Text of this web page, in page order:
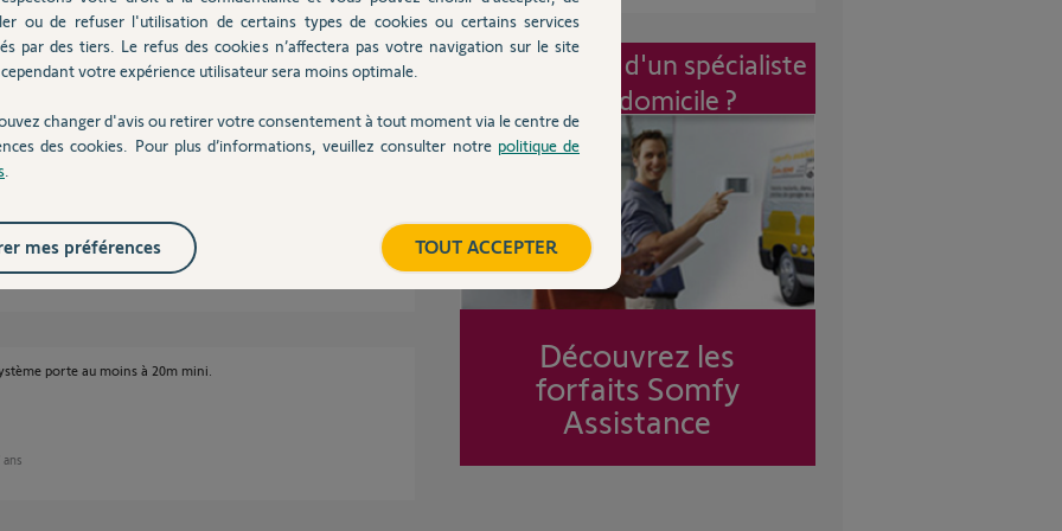
porte au moins à 20m mini.
ans
Intervention d'un spécialiste
à mon domicile ?
Découvrez les
forfaits Somfy
Assistance
ou de refuser l'utilisation de certains types de cookies ou certains services
par des tiers. Le refus des cookies n’affectera pas votre navigation sur le site
votre expérience utilisateur sera moins optimale.
changer d'avis ou retirer votre consentement à tout moment via le centre de
des cookies. Pour plus d’informations, veuillez consulter notre politique de
TOUT ACCEPTER
mes préférences